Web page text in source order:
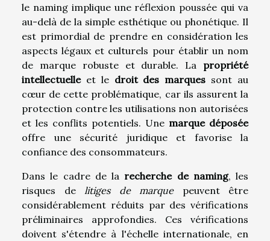
le naming implique une réflexion poussée qui va
au-delà de la simple esthétique ou phonétique. Il
est primordial de prendre en considération les
aspects légaux et culturels pour établir un nom
de marque robuste et durable. La propriété
intellectuelleet le droit des marques sont au
cœur de cette problématique, car ils assurent la
protection contre les utilisations non autorisées
et les conflits potentiels. Une marque déposée
offre une sécurité juridique et favorise la
confiance des consommateurs.
Dans le cadre de la recherche de naming, les
risques de litiges de marquepeuvent être
considérablement réduits par des vérifications
préliminaires approfondies. Ces vérifications
doivent s'étendre à l'échelle internationale, en